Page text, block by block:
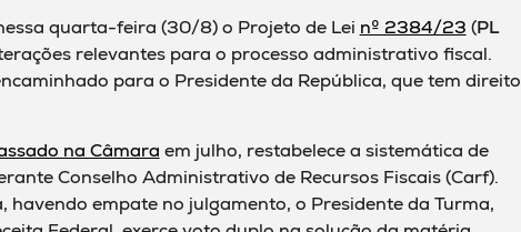
quarta-feira (30/8) o Projeto de Lei nº 2384/23 (PL
relevantes para o processo administrativo fiscal.
para o Presidente da República, que tem direito
na Câmara em julho, restabelece a sistemática de
Conselho Administrativo de Recursos Fiscais (Carf).
havendo empate no julgamento, o Presidente da Turma,